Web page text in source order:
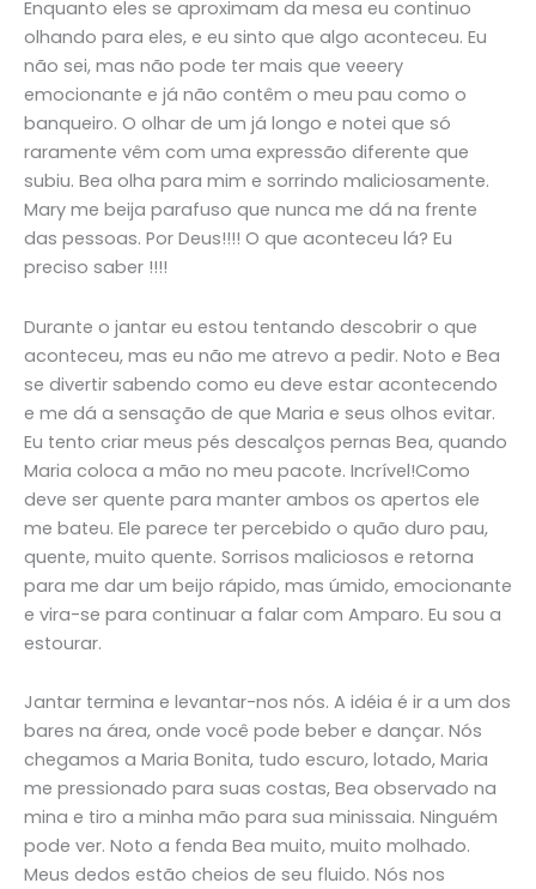
Enquanto eles se aproximam da mesa eu continuo
olhando para eles, e eu sinto que algo aconteceu. Eu
não sei, mas não pode ter mais que veeery
emocionante e já não contêm o meu pau como o
banqueiro. O olhar de um já longo e notei que só
raramente vêm com uma expressão diferente que
subiu. Bea olha para mim e sorrindo maliciosamente.
Mary me beija parafuso que nunca me dá na frente
das pessoas. Por Deus!!!! O que aconteceu lá? Eu
preciso saber !!!!
Durante o jantar eu estou tentando descobrir o que
aconteceu, mas eu não me atrevo a pedir. Noto e Bea
se divertir sabendo como eu deve estar acontecendo
e me dá a sensação de que Maria e seus olhos evitar.
Eu tento criar meus pés descalços pernas Bea, quando
Maria coloca a mão no meu pacote. Incrível!Como
deve ser quente para manter ambos os apertos ele
me bateu. Ele parece ter percebido o quão duro pau,
quente, muito quente. Sorrisos maliciosos e retorna
para me dar um beijo rápido, mas úmido, emocionante
e vira-se para continuar a falar com Amparo. Eu sou a
estourar.
Jantar termina e levantar-nos nós. A idéia é ir a um dos
bares na área, onde você pode beber e dançar. Nós
chegamos a Maria Bonita, tudo escuro, lotado, Maria
me pressionado para suas costas, Bea observado na
mina e tiro a minha mão para sua minissaia. Ninguém
pode ver. Noto a fenda Bea muito, muito molhado.
Meus dedos estão cheios de seu fluido. Nós nos